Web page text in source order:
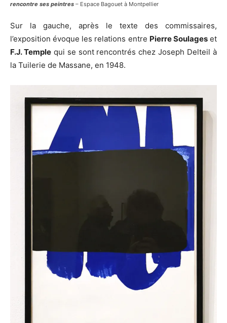
rencontre ses peintres – Espace Bagouet à Montpellier
Sur la gauche, après le texte des commissaires,
l’exposition évoque les relations entre Pierre Soulageset
F.J. Templequi se sont rencontrés chez Joseph Delteil à
la Tuilerie de Massane, en 1948.